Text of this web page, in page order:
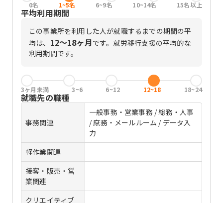
0名 1~5名 6~9名 10~14名 15名以上
平均利用期間
この事業所を利用した人が就職するまでの期間の平
均は、 12〜18ヶ月です。 就労移行支援の平均的な
利用期間です。
3ヶ月未満 3~6 6~12 12~18 18~24
就職先の職種
事務関連
一般事務・営業事務 / 総務・人事
/ 庶務・メールルーム / データ入
力
軽作業関連
接客・販売・営
業関連
クリエイティブ